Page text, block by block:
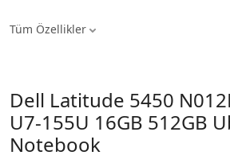
Tüm Özellikler
Dell Latitude 5450
U7-155U 16GB 512GB
Notebook